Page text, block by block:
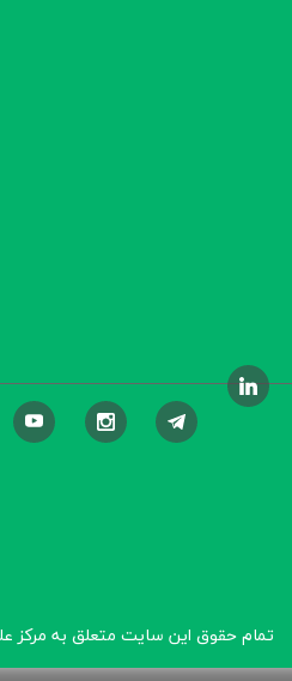
تمام حقوق این سایت متعلق به مرکز